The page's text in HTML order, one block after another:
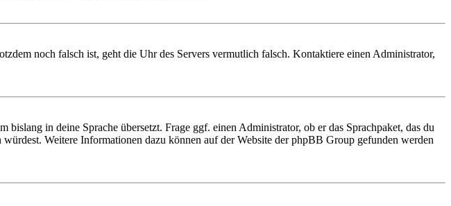
noch falsch ist, geht die Uhr des Servers vermutlich falsch. Kontaktiere einen Administrator,
in deine Sprache übersetzt. Frage ggf. einen Administrator, ob er das Sprachpaket, das du
Weitere Informationen dazu können auf der Website der phpBB Group gefunden werden